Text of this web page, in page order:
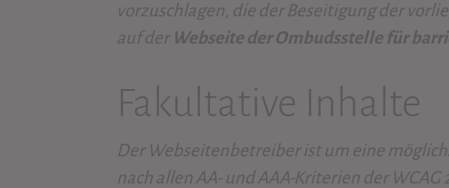
vorzuschlagen, die der Beseitigung der
auf der Webseite der Ombudsstelle für
exter
Fakultative Inhalte
Der Webseitenbetreiber ist um eine
nach allen AA- und AAA-Kriterien der WCAG